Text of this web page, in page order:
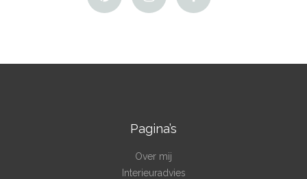
Pagina’s
Over mij
Interieuradvies